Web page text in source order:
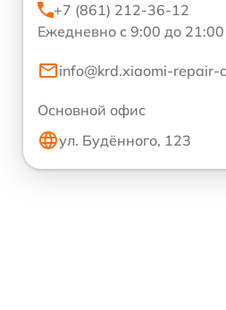
+7 (861) 212-36-12
Ежедневно с 9:00 до 21:00
info@krd.xiaomi-repair-
Основной офис
ул. Будённого, 123